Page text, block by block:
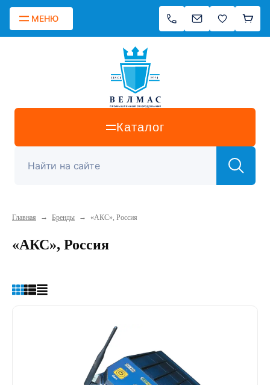
МЕНЮ
Каталог
Главная → Бренды → «АКС», Россия
«АКС», Россия